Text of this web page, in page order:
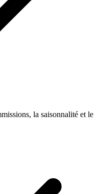
la saisonnalité et le